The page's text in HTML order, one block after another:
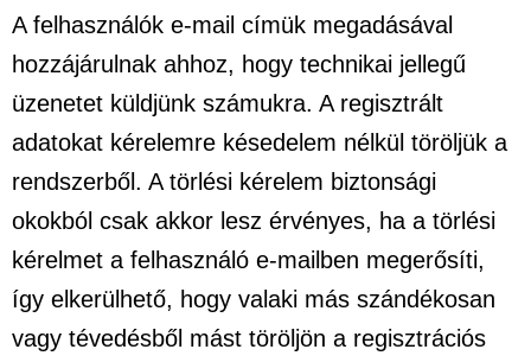
A felhasználók e-mail címük megadásával
hozzájárulnak ahhoz, hogy technikai jellegű
üzenetet küldjünk számukra. A regisztrált
adatokat kérelemre késedelem nélkül töröljük a
rendszerből. A törlési kérelem biztonsági
okokból csak akkor lesz érvényes, ha a törlési
kérelmet a felhasználó e-mailben megerősíti,
így elkerülhető, hogy valaki más szándékosan
vagy tévedésből mást töröljön a regisztrációs